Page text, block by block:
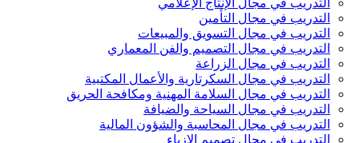
التدريب في مجال الإنتاج الإعلامي
التدريب في مجال التأمين
التدريب في مجال التسويق والمبيعات
التدريب في مجال التصميم والفن المعماري
التدريب في مجال الزراعة
التدريب في مجال السكرتارية والأعمال المكتبية
التدريب في مجال السلامة المهنية ومكافحة الحريق
التدريب في مجال السياحة والضيافة
التدريب في مجال المحاسبة والشؤون المالية
التدريب في مجال تصميم الازياء